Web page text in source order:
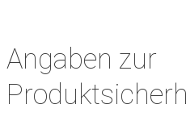
Angaben zur